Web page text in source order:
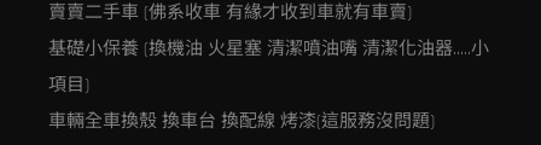
賣賣二手車 (佛系收車 有緣才收到車就有車賣)
基礎小保養 (換機油 火星塞 清潔噴油嘴 清潔化油器…..小
項目)
車輛全車換殼 換車台 換配線 烤漆(這服務沒問題)